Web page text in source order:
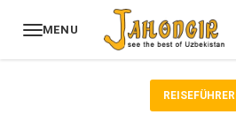
MENU
REISEFÜHRER